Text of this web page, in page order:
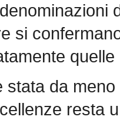
si
quelle
stata da
resta